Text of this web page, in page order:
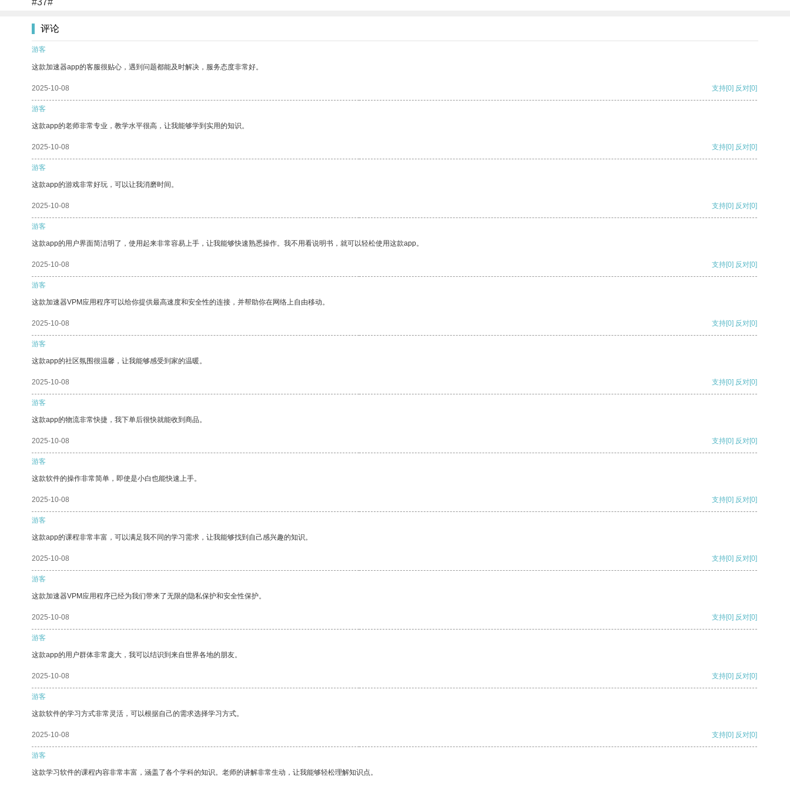
#37#
评论
游客
这款加速器app的客服很贴心，遇到问题都能及时解决，服务态度非常好。
2025-10-08 支持[0] 反对[0]
游客
这款app的老师非常专业，教学水平很高，让我能够学到实用的知识。
2025-10-08 支持[0] 反对[0]
游客
这款app的游戏非常好玩，可以让我消磨时间。
2025-10-08 支持[0] 反对[0]
游客
这款app的用户界面简洁明了，使用起来非常容易上手，让我能够快速熟悉操作。我不用看说明书，就可以轻松使用这款app。
2025-10-08 支持[0] 反对[0]
游客
这款加速器VPM应用程序可以给你提供最高速度和安全性的连接，并帮助你在网络上自由移动。
2025-10-08 支持[0] 反对[0]
游客
这款app的社区氛围很温馨，让我能够感受到家的温暖。
2025-10-08 支持[0] 反对[0]
游客
这款app的物流非常快捷，我下单后很快就能收到商品。
2025-10-08 支持[0] 反对[0]
游客
这款软件的操作非常简单，即使是小白也能快速上手。
2025-10-08 支持[0] 反对[0]
游客
这款app的课程非常丰富，可以满足我不同的学习需求，让我能够找到自己感兴趣的知识。
2025-10-08 支持[0] 反对[0]
游客
这款加速器VPM应用程序已经为我们带来了无限的隐私保护和安全性保护。
2025-10-08 支持[0] 反对[0]
游客
这款app的用户群体非常庞大，我可以结识到来自世界各地的朋友。
2025-10-08 支持[0] 反对[0]
游客
这款软件的学习方式非常灵活，可以根据自己的需求选择学习方式。
2025-10-08 支持[0] 反对[0]
游客
这款学习软件的课程内容非常丰富，涵盖了各个学科的知识。老师的讲解非常生动，让我能够轻松理解知识点。